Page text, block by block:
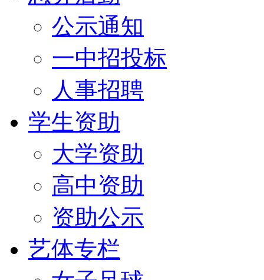
公示通知
一中招投标
人事招聘
学生资助
大学资助
高中资助
资助公示
艺体专栏